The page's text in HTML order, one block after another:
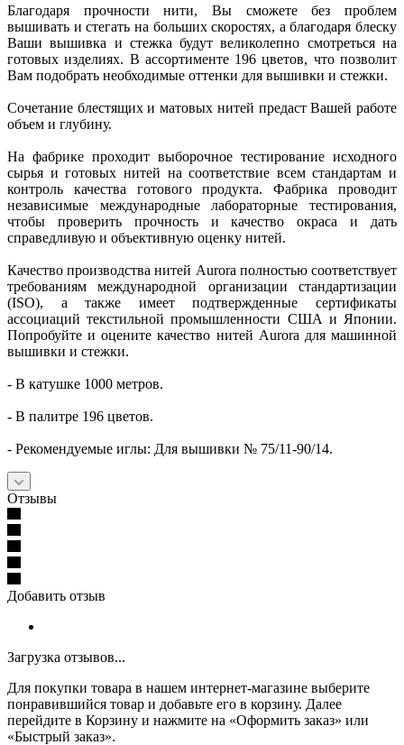
Благодаря прочности нити, Вы сможете без проблем
вышивать и стегать на больших скоростях, а благодаря блеску
Ваши вышивка и стежка будут великолепно смотреться на
готовых изделиях. В ассортименте 196 цветов, что позволит
Вам подобрать необходимые оттенки для вышивки и стежки.
Сочетание блестящих и матовых нитей предаст Вашей работе
объем и глубину.
На фабрике проходит выборочное тестирование исходного
сырья и готовых нитей на соответствие всем стандартам и
контроль качества готового продукта. Фабрика проводит
независимые международные лабораторные тестирования,
чтобы проверить прочность и качество окраса и дать
справедливую и объективную оценку нитей.
Качество производства нитей Aurora полностью соответствует
требованиям международной организации стандартизации
(ISO), а также имеет подтвержденные сертификаты
ассоциаций текстильной промышленности США и Японии.
Попробуйте и оцените качество нитей Aurora для машинной
вышивки и стежки.
- В катушке 1000 метров.
- В палитре 196 цветов.
- Рекомендуемые иглы: Для вышивки № 75/11-90/14.
Отзывы
Добавить отзыв
Загрузка отзывов...
Для покупки товара в нашем интернет-магазине выберите
понравившийся товар и добавьте его в корзину. Далее
перейдите в Корзину и нажмите на «Оформить заказ» или
«Быстрый заказ».